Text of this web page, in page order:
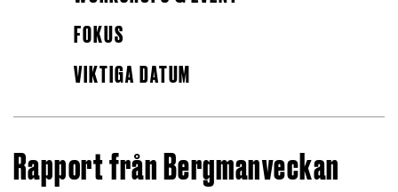
FOKUS
VIKTIGA DATUM
Rapport från Bergmanveckan